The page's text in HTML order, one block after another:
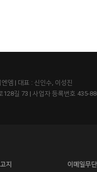
엠 | 대표 : 신인수, 이성진
128길 73 | 사업자 등록번호 435-
지 이메일무